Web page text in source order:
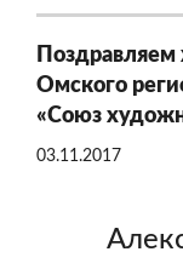
Поздравляем
Омского
«Союз
03.11.2017